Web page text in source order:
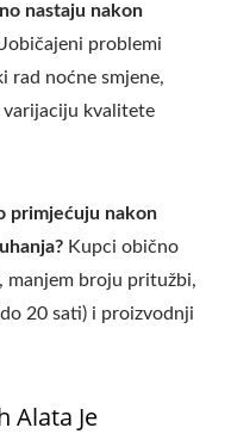
nastaju nakon
problemi
rad noćne smjene,
kvalitete
primjećuju nakon
Kupci obično
manjem broju pritužbi,
20 sati) i proizvodnji
Alata Je